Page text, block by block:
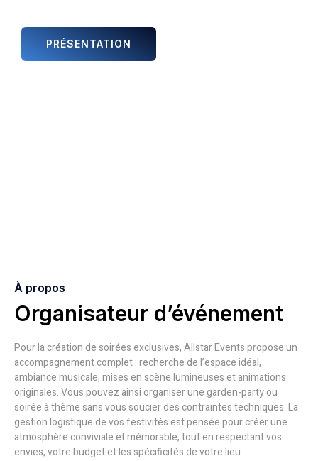
PRÉSENTATION
À propos
Organisateur d’événement
Pour la création de soirées exclusives, Allstar Events propose un
accompagnement complet : recherche de l’espace idéal,
ambiance musicale, mises en scène lumineuses et animations
originales. Vous pouvez ainsi organiser une garden-party ou
soirée à thème sans vous soucier des contraintes techniques. La
gestion logistique de vos festivités est pensée pour créer une
atmosphère conviviale et mémorable, tout en respectant vos
envies, votre budget et les spécificités de votre lieu.